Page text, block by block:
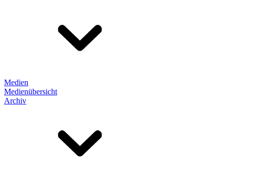
Medien
Medienübersicht
Archiv